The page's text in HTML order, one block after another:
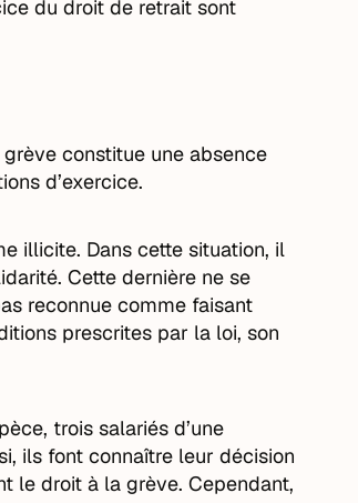
du droit de retrait sont
constitue une absence
d’exercice.
illicite. Dans cette situation, il
Cette dernière ne se
reconnue comme faisant
prescrites par la loi, son
trois salariés d’une
ils font connaître leur décision
le droit à la grève. Cependant,